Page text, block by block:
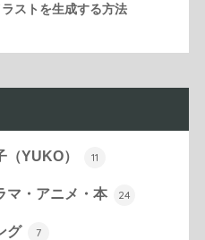
ストを生成する方法
（YUKO） 11
マ・アニメ・本 24
グ 7